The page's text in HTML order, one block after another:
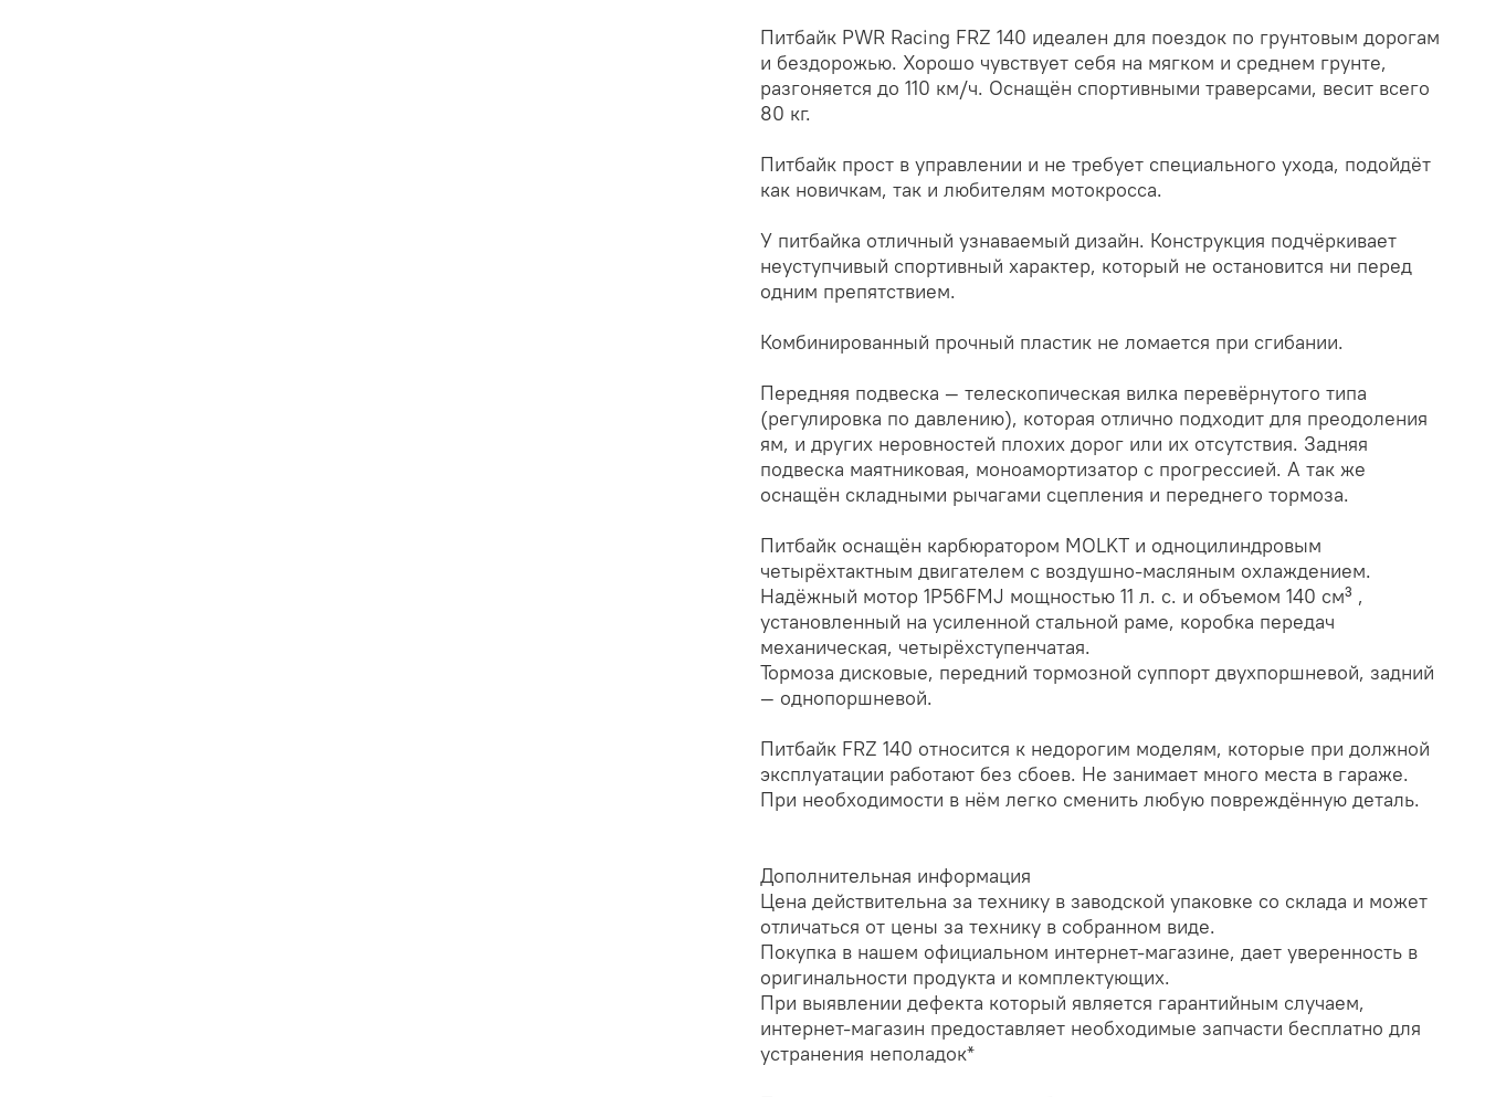
Питбайк PWR Racing FRZ 140 идеален для поездок по грунтовым дорогам
и бездорожью. Хорошо чувствует себя на мягком и среднем грунте,
разгоняется до 110 км/ч. Оснащён спортивными траверсами, весит всего
80 кг.
Питбайк прост в управлении и не требует специального ухода, подойдёт
как новичкам, так и любителям мотокросса.
У питбайка отличный узнаваемый дизайн. Конструкция подчёркивает
неуступчивый спортивный характер, который не остановится ни перед
одним препятствием.
Комбинированный прочный пластик не ломается при сгибании.
Передняя подвеска — телескопическая вилка перевёрнутого типа
(регулировка по давлению), которая отлично подходит для преодоления
ям, и других неровностей плохих дорог или их отсутствия. Задняя
подвеска маятниковая, моноамортизатор с прогрессией. А так же
оснащён складными рычагами сцепления и переднего тормоза.
Питбайк оснащён карбюратором MOLKT и одноцилиндровым
четырёхтактным двигателем с воздушно-масляным охлаждением.
Надёжный мотор 1P56FMJ мощностью 11 л. с. и объемом 140 см³ ,
установленный на усиленной стальной раме, коробка передач
механическая, четырёхступенчатая.
Тормоза дисковые, передний тормозной суппорт двухпоршневой, задний
— однопоршневой.
Питбайк FRZ 140 относится к недорогим моделям, которые при должной
эксплуатации работают без сбоев. Не занимает много места в гараже.
При необходимости в нём легко сменить любую повреждённую деталь.
Дополнительная информация
Цена действительна за технику в заводской упаковке со склада и может
отличаться от цены за технику в собранном виде.
Покупка в нашем официальном интернет-магазине, дает уверенность в
оригинальности продукта и комплектующих.
При выявлении дефекта который является гарантийным случаем,
интернет-магазин предоставляет необходимые запчасти бесплатно для
устранения неполадок*